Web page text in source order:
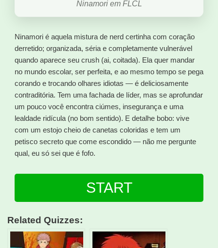
Ninamori em FLCL
Ninamori é aquela mistura de nerd certinha com coração
derretido; organizada, séria e completamente vulnerável
quando aparece seu crush (ai, coitada). Ela quer mandar
no mundo escolar, ser perfeita, e ao mesmo tempo se pega
corando e trocando olhares idiotas — é deliciosamente
contraditória. Tem uma fachada de líder, mas se aprofundar
um pouco você encontra ciúmes, insegurança e uma
lealdade ridícula (no bom sentido). E detalhe bobo: vive
com um estojo cheio de canetas coloridas e tem um
petisco secreto que come escondido — não me pergunte
qual, eu só sei que é fofo.
START
Related Quizzes: